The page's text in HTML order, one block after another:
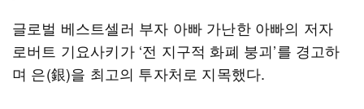
글로벌 베스트셀러 부자 아빠 가난한 아빠의 저자
로버트 기요사키가 ‘전 지구적 화폐 붕괴’를 경고하
며 은(銀)을 최고의 투자처로 지목했다.